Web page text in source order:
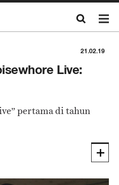
21.02.19
Live:
pertama di tahun